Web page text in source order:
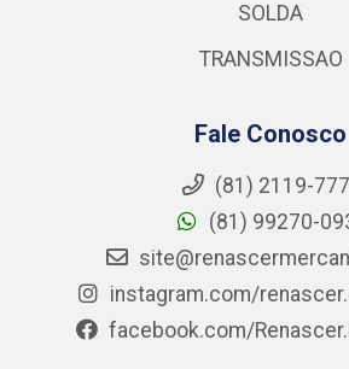
SOLDA
TRANSMISSAO
Fale Conosco
(81) 2119-
(81) 99270-
instagram.com/
facebook.com/